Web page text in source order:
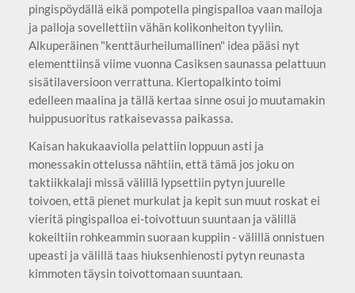
pingispöydällä eikä pompotella pingispalloa vaan mailoja
ja palloja sovellettiin vähän kolikonheiton tyyliin.
Alkuperäinen "kenttäurheilumallinen" idea pääsi nyt
elementtiinsä viime vuonna Casiksen saunassa pelattuun
sisätilaversioon verrattuna. Kiertopalkinto toimi
edelleen maalina ja tällä kertaa sinne osui jo muutamakin
huippusuoritus ratkaisevassa paikassa.
Kaisan hakukaaviolla pelattiin loppuun asti ja
monessakin ottelussa nähtiin, että tämä jos joku on
taktiikkalaji missä välillä lypsettiin pytyn juurelle
toivoen, että pienet murkulat ja kepit sun muut roskat ei
vieritä pingispalloa ei-toivottuun suuntaan ja välillä
kokeiltiin rohkeammin suoraan kuppiin - välillä onnistuen
upeasti ja välillä taas hiuksenhienosti pytyn reunasta
kimmoten täysin toivottomaan suuntaan.